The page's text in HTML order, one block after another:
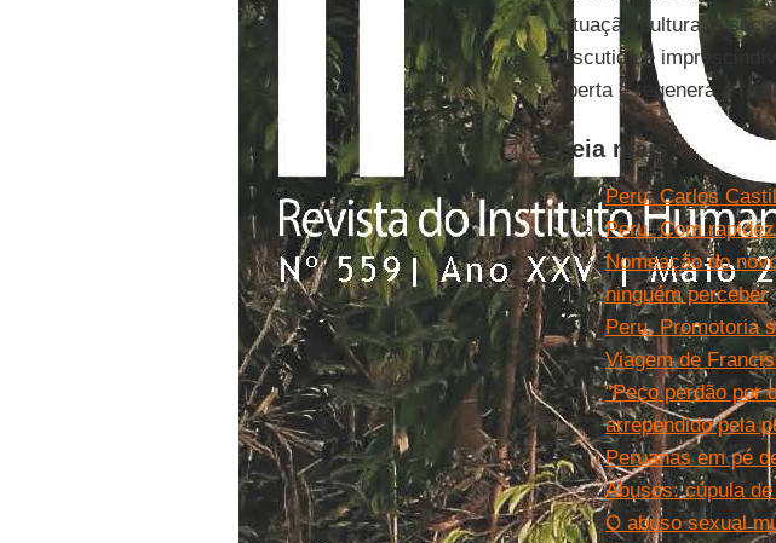
situação cultural e
discutida e
liberta e regenera a
Leia mais
Peru. Carlos
Peru. Com
Nomeação do
ninguém perceber
Peru. Promotoria
Viagem de
“Peço perdão por
arrependido pela
Peruanas em pé
Abusos: cúpula
O abuso sexual